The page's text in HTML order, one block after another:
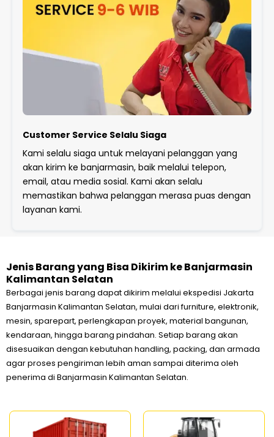
Customer Service Selalu Siaga
Kami selalu siaga untuk melayani pelanggan yang
akan kirim ke banjarmasin, baik melalui telepon,
email, atau media sosial. Kami akan selalu
memastikan bahwa pelanggan merasa puas dengan
layanan kami.
Jenis Barang yang Bisa Dikirim ke Banjarmasin
Kalimantan Selatan
Berbagai jenis barang dapat dikirim melalui ekspedisi Jakarta
Banjarmasin Kalimantan Selatan, mulai dari furniture, elektronik,
mesin, sparepart, perlengkapan proyek, material bangunan,
kendaraan, hingga barang pindahan. Setiap barang akan
disesuaikan dengan kebutuhan handling, packing, dan armada
agar proses pengiriman lebih aman sampai diterima oleh
penerima di Banjarmasin Kalimantan Selatan.